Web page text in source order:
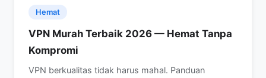
Hemat
VPN Murah Terbaik 2026 — Hemat Tanpa
Kompromi
VPN berkualitas tidak harus mahal. Panduan